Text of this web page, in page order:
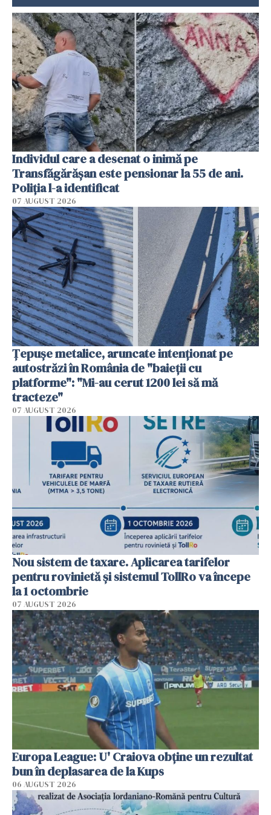
Individul care a desenat o inimă pe
Transfăgărășan este pensionar la 55 de ani.
Poliția l-a identificat
07 AUGUST 2026
Țepușe metalice, aruncate intenționat pe
autostrăzi în România de "baieții cu
platforme": "Mi-au cerut 1200 lei să mă
tracteze"
07 AUGUST 2026
Nou sistem de taxare. Aplicarea tarifelor
pentru rovinietă şi sistemul TollRo va începe
la 1 octombrie
07 AUGUST 2026
Europa League: U' Craiova obține un rezultat
bun în deplasarea de la Kups
06 AUGUST 2026